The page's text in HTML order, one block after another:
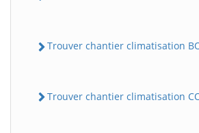
Trouver chantier climatisation
Trouver chantier climatisation